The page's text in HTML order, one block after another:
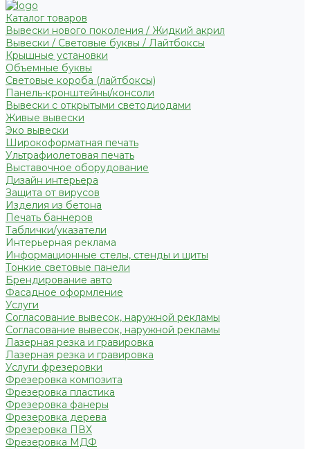
Каталог товаров
Вывески нового поколения / Жидкий акрил
Вывески / Световые буквы / Лайтбоксы
Крышные установки
Объемные буквы
Световые короба (лайтбоксы)
Панель-кронштейны/консоли
Вывески с открытыми светодиодами
Живые вывески
Эко вывески
Широкоформатная печать
Ультрафиолетовая печать
Выставочное оборудование
Дизайн интерьера
Защита от вирусов
Изделия из бетона
Печать баннеров
Таблички/указатели
Интерьерная реклама
Информационные стелы, стенды и щиты
Тонкие световые панели
Брендирование авто
Фасадное оформление
Услуги
Согласование вывесок, наружной рекламы
Согласование вывесок, наружной рекламы
Лазерная резка и гравировка
Лазерная резка и гравировка
Услуги фрезеровки
Фрезеровка композита
Фрезеровка пластика
Фрезеровка фанеры
Фрезеровка дерева
Фрезеровка ПВХ
Фрезеровка МДФ